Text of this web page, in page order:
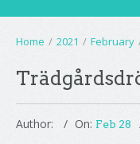
Home / 2021 / February
Author: On: Feb 28